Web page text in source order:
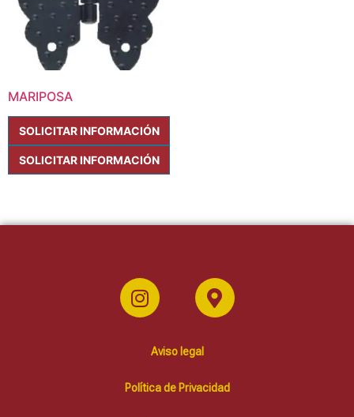
MARIPOSA
SOLICITAR INFORMACIÓN
SOLICITAR INFORMACIÓN
Aviso legal
Política de Privacidad